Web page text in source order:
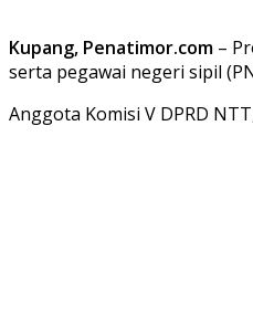
Kupang, Penatimor.com –
serta pegawai negeri sipil
Anggota Komisi V DPRD